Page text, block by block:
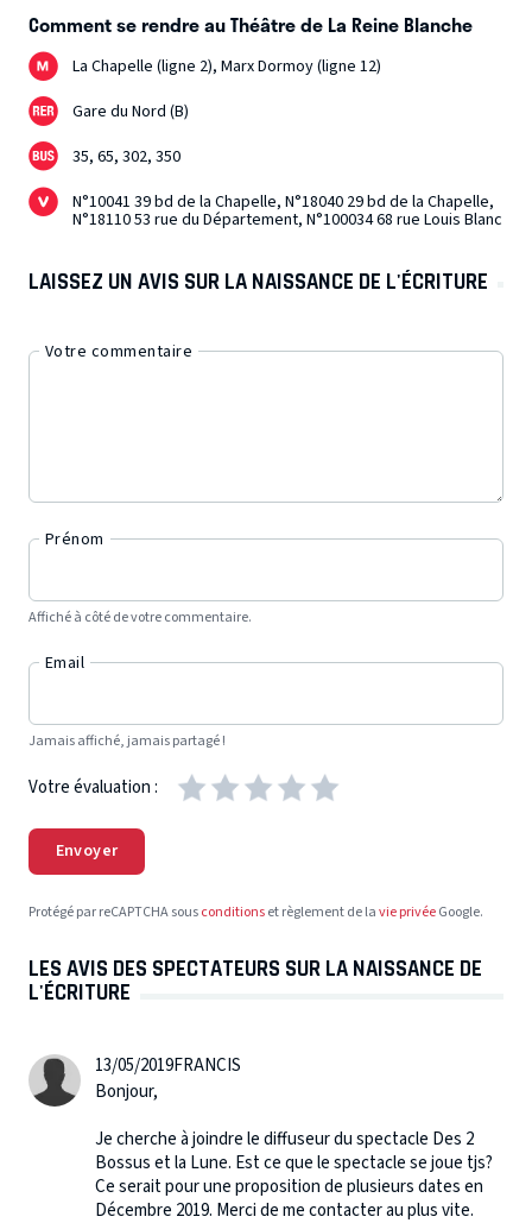
Comment se rendre au Théâtre de La Reine Blanche
La Chapelle (ligne 2), Marx Dormoy (ligne 12)
Gare du Nord (B)
35, 65, 302, 350
N°10041 39 bd de la Chapelle, N°18040 29 bd de la Chapelle,
N°18110 53 rue du Département, N°100034 68 rue Louis Blanc
LAISSEZ UN AVIS SUR LA NAISSANCE DE L'ÉCRITURE
Votre commentaire
Prénom
Affiché à côté de votre commentaire.
Email
Jamais affiché, jamais partagé !
Votre évaluation :
Envoyer
Protégé par reCAPTCHA sousconditionset règlement de lavie privéeGoogle.
LES AVIS DES SPECTATEURS SUR LA NAISSANCE DE
L'ÉCRITURE
13/05/2019FRANCIS
Bonjour,
Je cherche à joindre le diffuseur du spectacle Des 2
Bossus et la Lune. Est ce que le spectacle se joue tjs?
Ce serait pour une proposition de plusieurs dates en
Décembre 2019. Merci de me contacter au plus vite.